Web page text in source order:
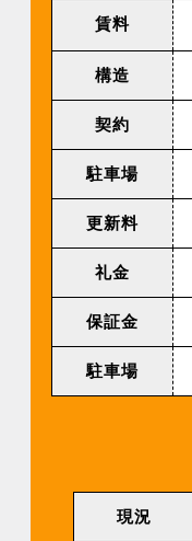
賃料
構造
契約
駐車場
更新料
礼金
保証金
駐車場
現況